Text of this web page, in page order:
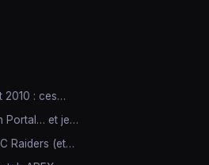
2010 : ces…
Portal… et je…
Raiders (et…